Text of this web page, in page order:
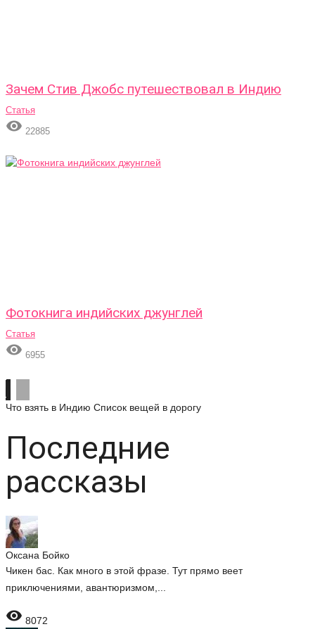
Зачем Стив Джобс путешествовал в Индию
Статья
 22885
Фотокнига индийских джунглей
Статья
 6955
Что взять в Индию Список вещей в дорогу
Последние
рассказы
Оксана Бойко
Чикен бас. Как много в этой фразе. Тут прямо веет
приключениями, авантюризмом,...
 8072